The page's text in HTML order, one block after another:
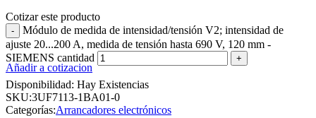
Cotizar este producto
Módulo de medida de intensidad/tensión V2; intensidad de
ajuste 20...200 A, medida de tensión hasta 690 V, 120 mm -
SIEMENS cantidad
Añadir a cotizacion
Disponibilidad: Hay Existencias
SKU:3UF7113-1BA01-0
Categorías:Arrancadores electrónicos